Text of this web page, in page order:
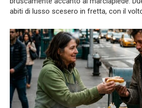
abiti di lusso scesero in fretta, con il